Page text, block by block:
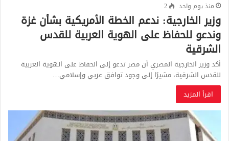
منذ يوم واحد 2
وزير الخارجية: ندعم الخطة الأمريكية بشأن غزة
وندعو للحفاظ على الهوية العربية للقدس
الشرقية
أكد وزير الخارجية المصري أن مصر تدعو إلى الحفاظ على الهوية العربية
للقدس الشرقية، مشيرًا إلى وجود توافق عربي وإسلامي…
اقرأ المزيد